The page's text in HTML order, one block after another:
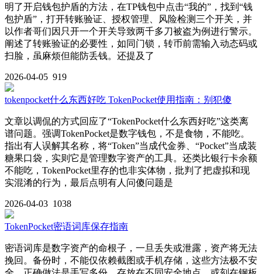
明了开启钱包护盾的方法，在TP钱包中点击“我的”，找到“钱
包护盾”，打开转账验证、授权管理、风险检测三个开关，并
以作者哥们因只开一个开关导致两千多刀被盗为例进行警示。
阐述了转账验证的必要性，如同门锁，转币前需输入动态码或
扫脸，虽麻烦但能防丢钱。还提及了
2026-04-05 919
tokenpocket什么东西好吃 TokenPocket使用指南：别犯傻
文章以调侃的方式回应了“TokenPocket什么东西好吃”这类离
谱问题。强调TokenPocket是数字钱包，不是食物，不能吃。
指出有人误解其名称，将“Token”当成代金券、“Pocket”当成装
糖果口袋，实则它是管理数字资产的工具。还类比银行卡余额
不能吃，TokenPocket里存的也非实体物，批判了把虚拟和现
实混淆的行为，最后点明有人问傻问题是
2026-04-03 1038
TokenPocket密语词库保存指南
密语词库是数字资产的命根子，一旦丢失或泄露，资产将无法
挽回。备份时，不能仅依赖截图或手机存储，这些方法极不安